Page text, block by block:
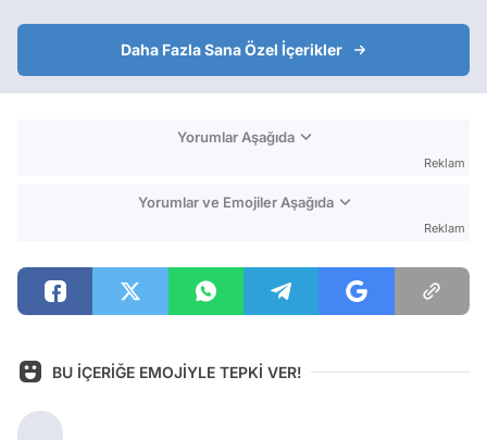
Daha Fazla Sana Özel İçerikler
Yorumlar Aşağıda
Reklam
Yorumlar ve Emojiler Aşağıda
Reklam
BU İÇERİĞE EMOJİYLE TEPKİ VER!